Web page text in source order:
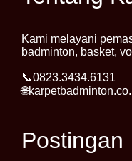
Kami melayani
badminton, basket,
📞0823.3434.6131
Postingan